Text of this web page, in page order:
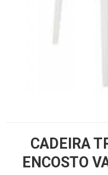
CADEIRA
ENCOSTO